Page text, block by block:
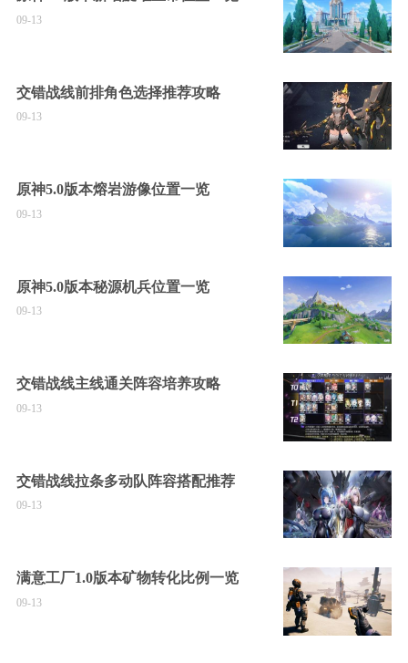
09-13
交错战线前排角色选择推荐攻略
09-13
原神5.0版本熔岩游像位置一览
09-13
原神5.0版本秘源机兵位置一览
09-13
交错战线主线通关阵容培养攻略
09-13
交错战线拉条多动队阵容搭配推荐
09-13
满意工厂1.0版本矿物转化比例一览
09-13